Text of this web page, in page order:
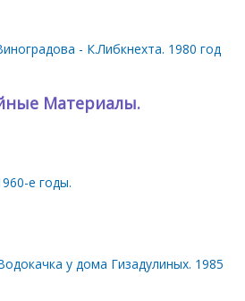
- К.Либкнехта. 1980 год
Материалы.
е годы.
у дома Гизадулиных. 1985